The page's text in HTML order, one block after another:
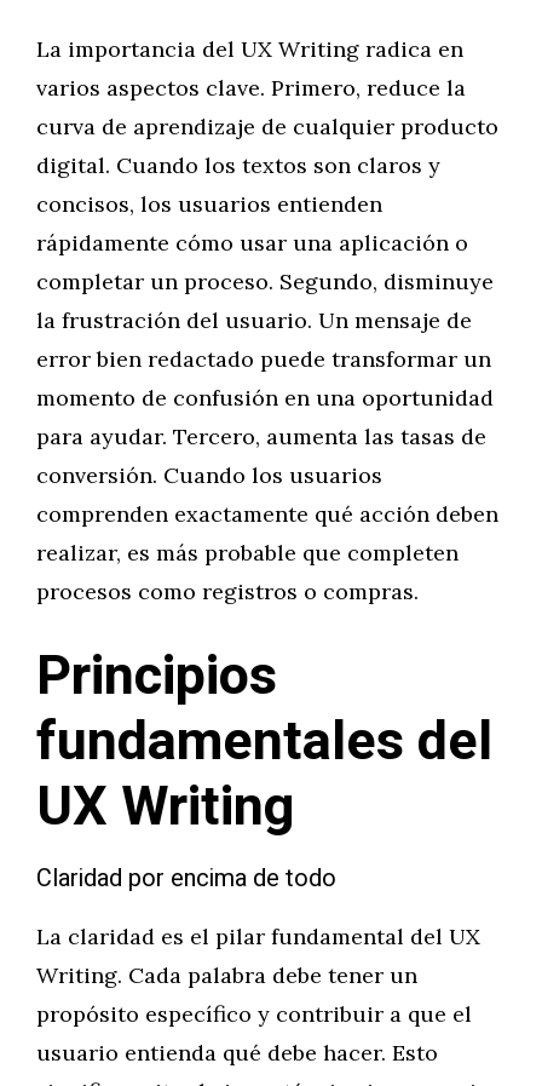
La importancia del UX Writing radica en
varios aspectos clave. Primero, reduce la
curva de aprendizaje de cualquier producto
digital. Cuando los textos son claros y
concisos, los usuarios entienden
rápidamente cómo usar una aplicación o
completar un proceso. Segundo, disminuye
la frustración del usuario. Un mensaje de
error bien redactado puede transformar un
momento de confusión en una oportunidad
para ayudar. Tercero, aumenta las tasas de
conversión. Cuando los usuarios
comprenden exactamente qué acción deben
realizar, es más probable que completen
procesos como registros o compras.
Principios
fundamentales del
UX Writing
Claridad por encima de todo
La claridad es el pilar fundamental del UX
Writing. Cada palabra debe tener un
propósito específico y contribuir a que el
usuario entienda qué debe hacer. Esto